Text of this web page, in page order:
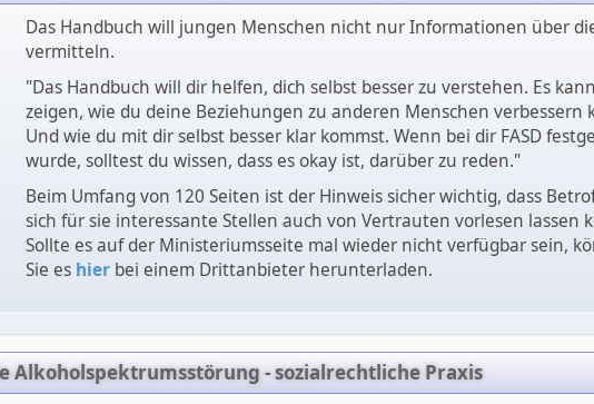
Das Handbuch will jungen Menschen nicht nur Informationen über
vermitteln.
"Das Handbuch will dir helfen, dich selbst besser zu verstehen. Es
zeigen, wie du deine Beziehungen zu anderen Menschen verbessern
Und wie du mit dir selbst besser klar kommst. Wenn bei dir FASD
wurde, solltest du wissen, dass es okay ist, darüber zu reden."
Beim Umfang von 120 Seiten ist der Hinweis sicher wichtig, dass
sich für sie interessante Stellen auch von Vertrauten vorlesen lassen
Sollte es auf der Ministeriumsseite mal wieder nicht verfügbar sein,
Sie es hier bei einem Drittanbieter herunterladen.
Alkoholspektrumsstörung - sozialrechtliche Praxis